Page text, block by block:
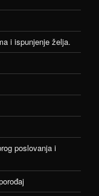
i ispunjenje želja.
poslovanja i